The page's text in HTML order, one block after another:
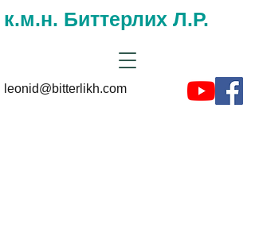
к.м.н. Биттерлих Л.Р.
leonid@bitterlikh.com